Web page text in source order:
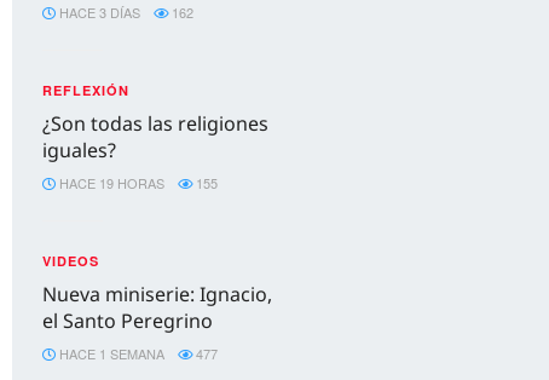
HACE 3 DÍAS 162
REFLEXIÓN
¿Son todas las religiones
iguales?
HACE 19 HORAS 155
VIDEOS
Nueva miniserie: Ignacio,
el Santo Peregrino
HACE 1 SEMANA 477